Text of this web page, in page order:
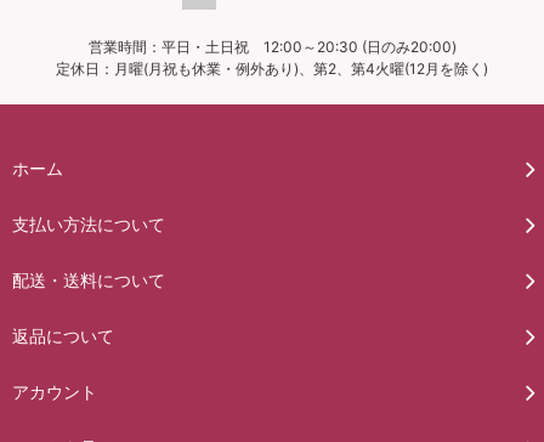
営業時間：平日・土日祝 12:00～20:30 (日のみ20:00)
定休日：月曜(月祝も休業・例外あり)、第2、第4火曜(12月を除く)
ホーム
支払い方法について
配送・送料について
返品について
アカウント